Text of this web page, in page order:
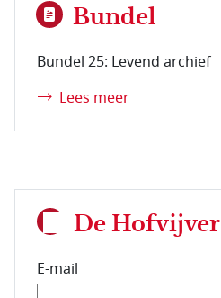
Bundel
Bundel 25: Levend archief
Lees meer
De Hofvijver
E-mail